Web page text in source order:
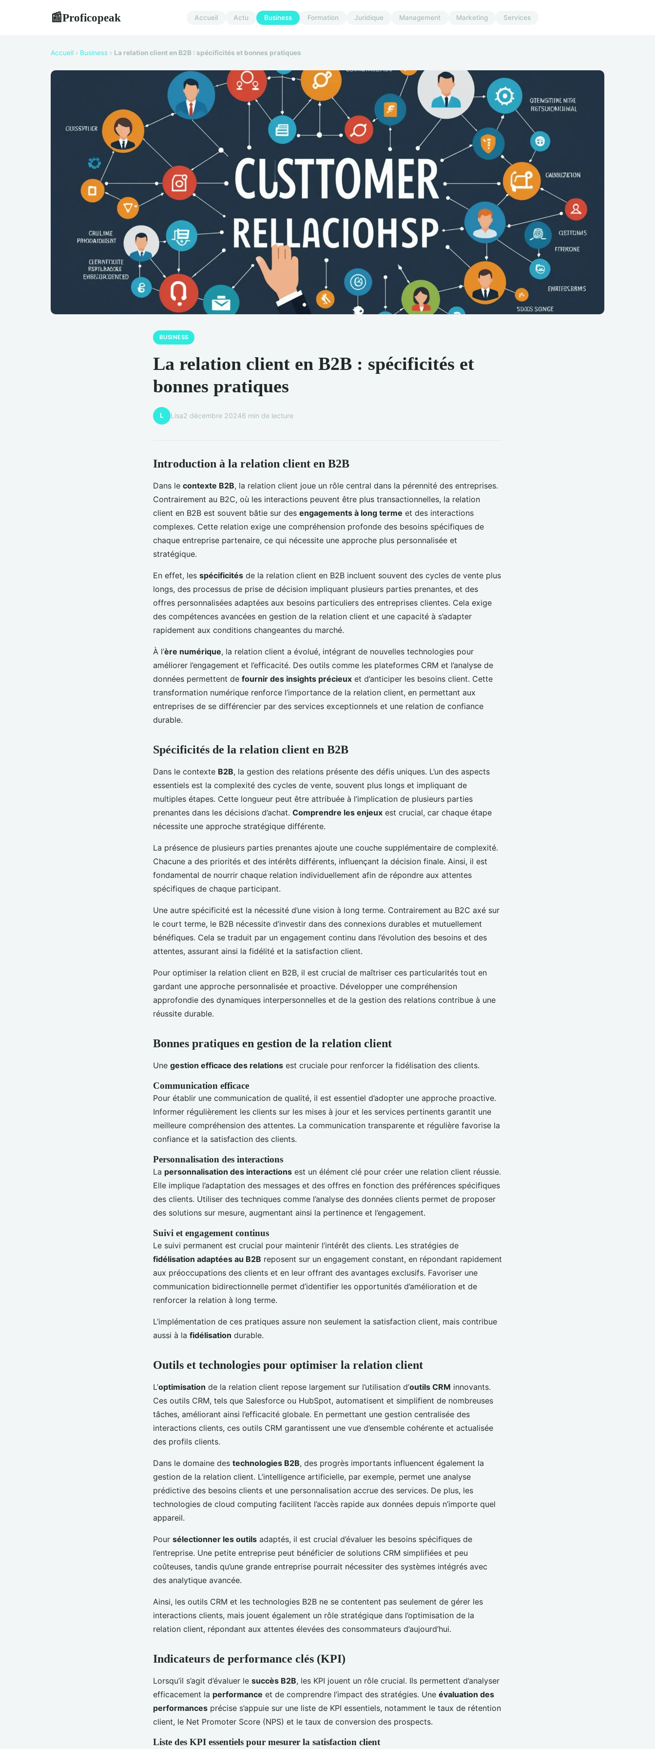
📰Proficopeak Accueil Actu Business Formation Juridique Management Marketing Services
Accueil › Business › La relation client en B2B : spécificités et bonnes pratiques
BUSINESS
La relation client en B2B : spécificités et
bonnes pratiques
L Lisa2 décembre 20246 min de lecture
Introduction à la relation client en B2B
Dans le contexte B2B, la relation client joue un rôle central dans la pérennité des entreprises.
Contrairement au B2C, où les interactions peuvent être plus transactionnelles, la relation
client en B2B est souvent bâtie sur des engagements à long terme et des interactions
complexes. Cette relation exige une compréhension profonde des besoins spécifiques de
chaque entreprise partenaire, ce qui nécessite une approche plus personnalisée et
stratégique.
En effet, les spécificités de la relation client en B2B incluent souvent des cycles de vente plus
longs, des processus de prise de décision impliquant plusieurs parties prenantes, et des
offres personnalisées adaptées aux besoins particuliers des entreprises clientes. Cela exige
des compétences avancées en gestion de la relation client et une capacité à s’adapter
rapidement aux conditions changeantes du marché.
À l’ère numérique, la relation client a évolué, intégrant de nouvelles technologies pour
améliorer l’engagement et l’efficacité. Des outils comme les plateformes CRM et l’analyse de
données permettent de fournir des insights précieux et d’anticiper les besoins client. Cette
transformation numérique renforce l’importance de la relation client, en permettant aux
entreprises de se différencier par des services exceptionnels et une relation de confiance
durable.
Spécificités de la relation client en B2B
Dans le contexte B2B, la gestion des relations présente des défis uniques. L’un des aspects
essentiels est la complexité des cycles de vente, souvent plus longs et impliquant de
multiples étapes. Cette longueur peut être attribuée à l’implication de plusieurs parties
prenantes dans les décisions d’achat. Comprendre les enjeux est crucial, car chaque étape
nécessite une approche stratégique différente.
La présence de plusieurs parties prenantes ajoute une couche supplémentaire de complexité.
Chacune a des priorités et des intérêts différents, influençant la décision finale. Ainsi, il est
fondamental de nourrir chaque relation individuellement afin de répondre aux attentes
spécifiques de chaque participant.
Une autre spécificité est la nécessité d’une vision à long terme. Contrairement au B2C axé sur
le court terme, le B2B nécessite d’investir dans des connexions durables et mutuellement
bénéfiques. Cela se traduit par un engagement continu dans l’évolution des besoins et des
attentes, assurant ainsi la fidélité et la satisfaction client.
Pour optimiser la relation client en B2B, il est crucial de maîtriser ces particularités tout en
gardant une approche personnalisée et proactive. Développer une compréhension
approfondie des dynamiques interpersonnelles et de la gestion des relations contribue à une
réussite durable.
Bonnes pratiques en gestion de la relation client
Une gestion efficace des relations est cruciale pour renforcer la fidélisation des clients.
Communication efficace
Pour établir une communication de qualité, il est essentiel d’adopter une approche proactive.
Informer régulièrement les clients sur les mises à jour et les services pertinents garantit une
meilleure compréhension des attentes. La communication transparente et régulière favorise la
confiance et la satisfaction des clients.
Personnalisation des interactions
La personnalisation des interactions est un élément clé pour créer une relation client réussie.
Elle implique l’adaptation des messages et des offres en fonction des préférences spécifiques
des clients. Utiliser des techniques comme l’analyse des données clients permet de proposer
des solutions sur mesure, augmentant ainsi la pertinence et l’engagement.
Suivi et engagement continus
Le suivi permanent est crucial pour maintenir l’intérêt des clients. Les stratégies de
fidélisation adaptées au B2B reposent sur un engagement constant, en répondant rapidement
aux préoccupations des clients et en leur offrant des avantages exclusifs. Favoriser une
communication bidirectionnelle permet d’identifier les opportunités d’amélioration et de
renforcer la relation à long terme.
L’implémentation de ces pratiques assure non seulement la satisfaction client, mais contribue
aussi à la fidélisation durable.
Outils et technologies pour optimiser la relation client
L’optimisation de la relation client repose largement sur l’utilisation d’outils CRM innovants.
Ces outils CRM, tels que Salesforce ou HubSpot, automatisent et simplifient de nombreuses
tâches, améliorant ainsi l’efficacité globale. En permettant une gestion centralisée des
interactions clients, ces outils CRM garantissent une vue d’ensemble cohérente et actualisée
des profils clients.
Dans le domaine des technologies B2B, des progrès importants influencent également la
gestion de la relation client. L’intelligence artificielle, par exemple, permet une analyse
prédictive des besoins clients et une personnalisation accrue des services. De plus, les
technologies de cloud computing facilitent l’accès rapide aux données depuis n’importe quel
appareil.
Pour sélectionner les outils adaptés, il est crucial d’évaluer les besoins spécifiques de
l’entreprise. Une petite entreprise peut bénéficier de solutions CRM simplifiées et peu
coûteuses, tandis qu’une grande entreprise pourrait nécessiter des systèmes intégrés avec
des analytique avancée.
Ainsi, les outils CRM et les technologies B2B ne se contentent pas seulement de gérer les
interactions clients, mais jouent également un rôle stratégique dans l’optimisation de la
relation client, répondant aux attentes élevées des consommateurs d’aujourd’hui.
Indicateurs de performance clés (KPI)
Lorsqu’il s’agit d’évaluer le succès B2B, les KPI jouent un rôle crucial. Ils permettent d’analyser
efficacement la performance et de comprendre l’impact des stratégies. Une évaluation des
performances précise s’appuie sur une liste de KPI essentiels, notamment le taux de rétention
client, le Net Promoter Score (NPS) et le taux de conversion des prospects.
Liste des KPI essentiels pour mesurer la satisfaction client